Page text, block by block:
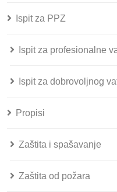
Ispit za PPZ
Ispit za profesionalne
Ispit za dobrovoljnog
Propisi
Zaštita i spašavanje
Zaštita od požara